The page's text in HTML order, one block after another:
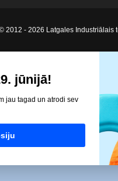
2012 - 2026 Latgales Industriālais
jūnijā!
jau tagad un atrodi sev